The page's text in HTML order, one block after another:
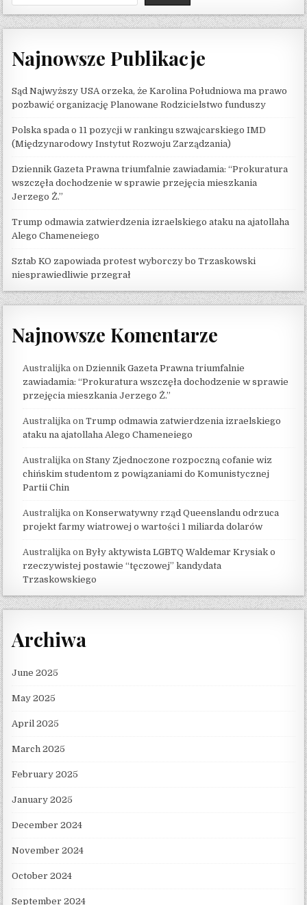
Najnowsze Publikacje
Sąd Najwyższy USA orzeka, że ​​Karolina Południowa ma prawo
pozbawić organizację Planowane Rodzicielstwo funduszy
Polska spada o 11 pozycji w rankingu szwajcarskiego IMD
(Międzynarodowy Instytut Rozwoju Zarządzania)
Dziennik Gazeta Prawna triumfalnie zawiadamia: “Prokuratura
wszczęła dochodzenie w sprawie przejęcia mieszkania
Jerzego Ż.”
Trump odmawia zatwierdzenia izraelskiego ataku na ajatollaha
Alego Chameneiego
Sztab KO zapowiada protest wyborczy bo Trzaskowski
niesprawiedliwie przegrał
Najnowsze Komentarze
Australijka onDziennik Gazeta Prawna triumfalnie
zawiadamia: “Prokuratura wszczęła dochodzenie w sprawie
przejęcia mieszkania Jerzego Ż.”
Australijka onTrump odmawia zatwierdzenia izraelskiego
ataku na ajatollaha Alego Chameneiego
Australijka onStany Zjednoczone rozpoczną cofanie wiz
chińskim studentom z powiązaniami do Komunistycznej
Partii Chin
Australijka onKonserwatywny rząd Queenslandu odrzuca
projekt farmy wiatrowej o wartości 1 miliarda dolarów
Australijka onByły aktywista LGBTQ Waldemar Krysiak o
rzeczywistej postawie “tęczowej” kandydata
Trzaskowskiego
Archiwa
June 2025
May 2025
April 2025
March 2025
February 2025
January 2025
December 2024
November 2024
October 2024
September 2024